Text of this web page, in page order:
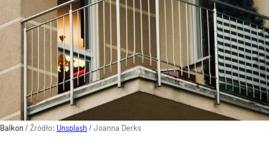
Balkon / Źródło: Unsplash / Joanna Derks